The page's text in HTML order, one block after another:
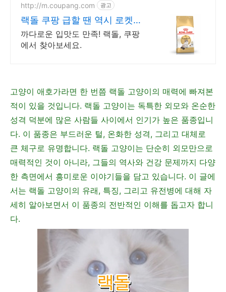
http://m.coupang.com 광고
랙돌 쿠팡 급할 땐 역시 로켓배
송
까다로운 입맛도 만족! 랙돌, 쿠팡
에서 찾아보세요.
고양이 애호가라면 한 번쯤 랙돌 고양이의 매력에 빠져본
적이 있을 것입니다. 랙돌 고양이는 독특한 외모와 온순한
성격 덕분에 많은 사람들 사이에서 인기가 높은 품종입니
다. 이 품종은 부드러운 털, 온화한 성격, 그리고 대체로
큰 체구로 유명합니다. 랙돌 고양이는 단순히 외모만으로
매력적인 것이 아니라, 그들의 역사와 건강 문제까지 다양
한 측면에서 흥미로운 이야기들을 담고 있습니다. 이 글에
서는 랙돌 고양이의 유래, 특징, 그리고 유전병에 대해 자
세히 알아보면서 이 품종의 전반적인 이해를 돕고자 합니
다.